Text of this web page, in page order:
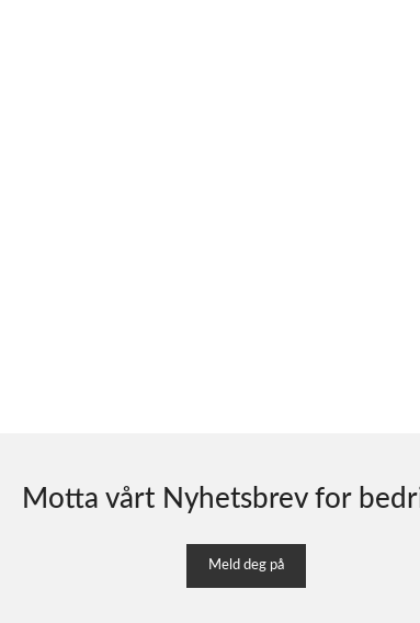
Motta vårt Nyhetsbrev for
Meld deg på